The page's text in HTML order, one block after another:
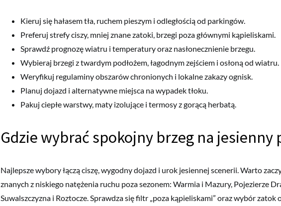
Kieruj się hałasem tła, ruchem pieszym i odległością od parkingów.
Preferuj strefy ciszy, mniej znane zatoki, brzegi poza głównymi kąpieliskami.
Sprawdź prognozę wiatru i temperatury oraz nasłonecznienie brzegu.
Wybieraj brzegi z twardym podłożem, łagodnym zejściem i osłoną od wiatru.
Weryfikuj regulaminy obszarów chronionych i lokalne zakazy ognisk.
Planuj dojazd i alternatywne miejsca na wypadek tłoku.
Pakuj ciepłe warstwy, maty izolujące i termosy z gorącą herbatą.
Gdzie wybrać spokojny brzeg na jesienny
Najlepsze wybory łączą ciszę, wygodny dojazd i urok jesiennej scenerii. Warto
znanych z niskiego natężenia ruchu poza sezonem: Warmia i Mazury, Pojezierze
Suwalszczyzna i Roztocze. Sprawdza się filtr „poza kąpieliskami” oraz wybór zatok